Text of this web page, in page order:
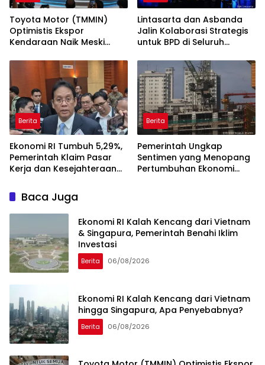
Toyota Motor (TMMIN)
Optimistis Ekspor
Kendaraan Naik Meski
Lintasarta dan Asbanda
Jalin Kolaborasi Strategis
untuk BPD di Seluruh
Berita
Ekonomi RI Tumbuh 5,29%,
Pemerintah Klaim Pasar
Kerja dan Kesejahteraan
Berita
Pemerintah Ungkap
Sentimen yang Menopang
Pertumbuhan Ekonomi
Baca Juga
Ekonomi RI Kalah Kencang dari Vietnam
& Singapura, Pemerintah Benahi Iklim
Investasi
Berita 06/08/2026
Ekonomi RI Kalah Kencang dari Vietnam
hingga Singapura, Apa Penyebabnya?
Berita 06/08/2026